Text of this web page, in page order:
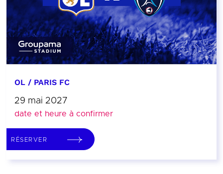
OL / PARIS FC
29 mai 2027
date et heure à confirmer
RÉSERVER